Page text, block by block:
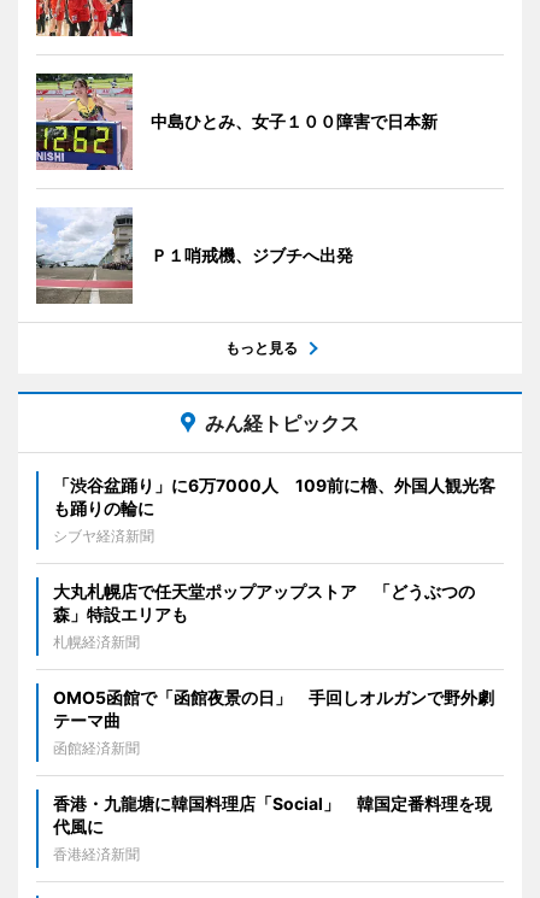
中島ひとみ、女子１００障害で日本新
Ｐ１哨戒機、ジブチへ出発
もっと見る
みん経トピックス
「渋谷盆踊り」に6万7000人 109前に櫓、外国人観光客
も踊りの輪に
シブヤ経済新聞
大丸札幌店で任天堂ポップアップストア 「どうぶつの
森」特設エリアも
札幌経済新聞
OMO5函館で「函館夜景の日」 手回しオルガンで野外劇
テーマ曲
函館経済新聞
香港・九龍塘に韓国料理店「Social」 韓国定番料理を現
代風に
香港経済新聞